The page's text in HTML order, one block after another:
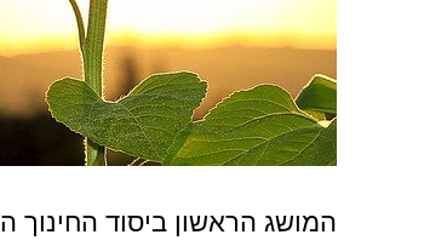
המושג הראשון ביסוד